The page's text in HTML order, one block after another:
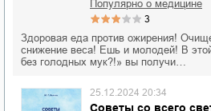
популярно о медицине
3
Здоровая еда против ожирения!
снижение веса! Ешь и молодей! В
без голодных мук?!» вы получи…
Советы со всего
25.12.2024 20:34